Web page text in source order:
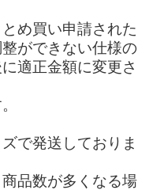
め買い申請された
ができない仕様の
適正金額に変更さ
で発送しておりま
品数が多くなる場